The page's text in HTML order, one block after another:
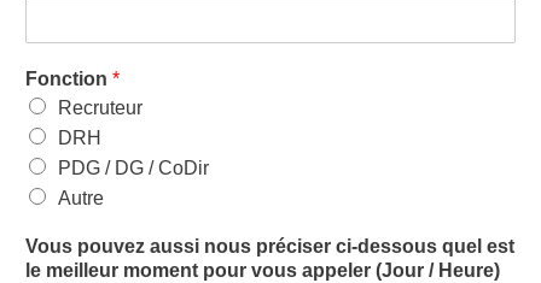
Fonction *
Recruteur
DRH
PDG / DG / CoDir
Autre
Vous pouvez aussi nous préciser ci-dessous quel est
le meilleur moment pour vous appeler (Jour / Heure)